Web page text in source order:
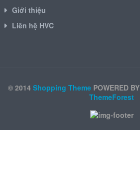
Giới thiệu
Liên hệ HVC
© 2014 Shopping Theme POWERED BY
ThemeForest